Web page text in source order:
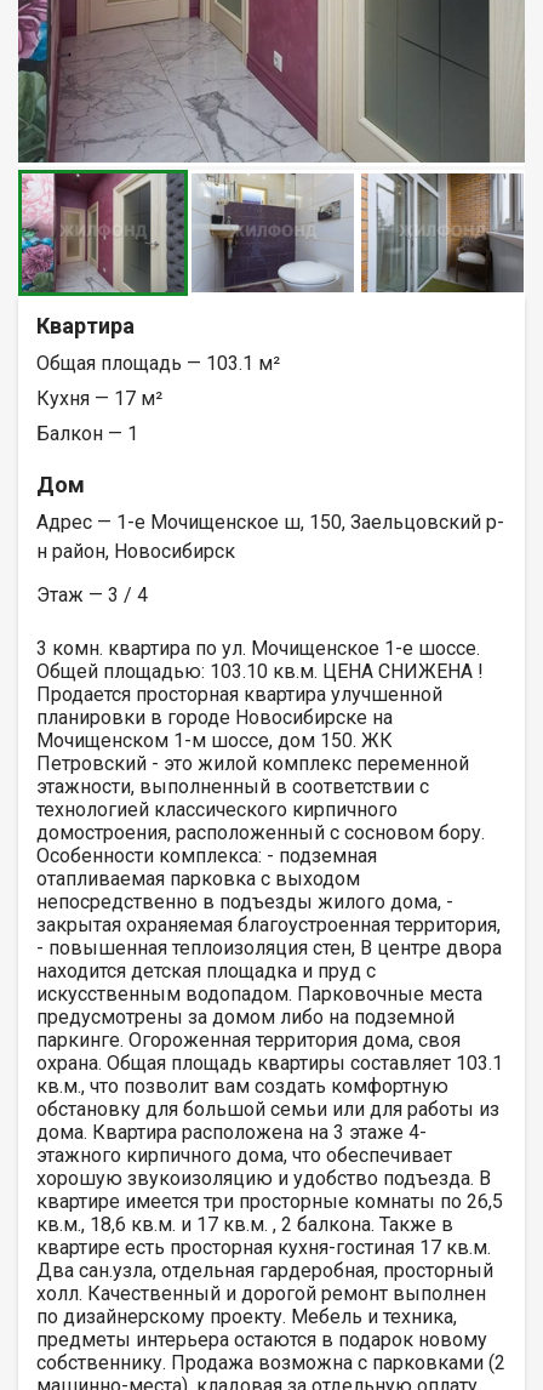
Квартира
Общая площадь — 103.1 м²
Кухня — 17 м²
Балкон — 1
Дом
Адрес — 1-е Мочищенское ш, 150, Заельцовский р-
н район, Новосибирск
Этаж — 3 / 4
3 комн. квартира по ул. Мочищенское 1-е шоссе.
Общей площадью: 103.10 кв.м. ЦЕНА СНИЖЕНА !
Продается просторная квартира улучшенной
планировки в городе Новосибирске на
Мочищенском 1-м шоссе, дом 150. ЖК
Петровский - это жилой комплекс переменной
этажности, выполненный в соответствии с
технологией классического кирпичного
домостроения, расположенный с сосновом бору.
Особенности комплекса: - подземная
отапливаемая парковка с выходом
непосредственно в подъезды жилого дома, -
закрытая охраняемая благоустроенная территория,
- повышенная теплоизоляция стен, В центре двора
находится детская площадка и пруд с
искусственным водопадом. Парковочные места
предусмотрены за домом либо на подземной
паркинге. Огороженная территория дома, своя
охрана. Общая площадь квартиры составляет 103.1
кв.м., что позволит вам создать комфортную
обстановку для большой семьи или для работы из
дома. Квартира расположена на 3 этаже 4-
этажного кирпичного дома, что обеспечивает
хорошую звукоизоляцию и удобство подъезда. В
квартире имеется три просторные комнаты по 26,5
кв.м., 18,6 кв.м. и 17 кв.м. , 2 балкона. Также в
квартире есть просторная кухня-гостиная 17 кв.м.
Два сан.узла, отдельная гардеробная, просторный
холл. Качественный и дорогой ремонт выполнен
по дизайнерскому проекту. Мебель и техника,
предметы интерьера остаются в подарок новому
собственнику. Продажа возможна с парковками (2
машинно-места), кладовая за отдельную оплату.